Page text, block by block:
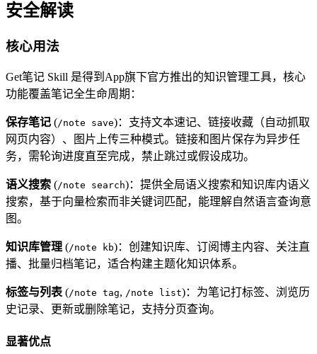
安全解读
核心用法
Get笔记 Skill 是得到App旗下官方推出的知识管理工具，核心
功能覆盖笔记全生命周期：
保存笔记 (/note save)：支持文本速记、链接收藏（自动抓取
网页内容）、图片上传三种模式。链接和图片保存为异步任
务，需轮询进度直至完成，禁止跳过或假设成功。
语义搜索 (/note search)：提供全局语义搜索和知识库内语义
搜索，基于向量检索而非关键词匹配，能理解自然语言查询意
图。
知识库管理 (/note kb)：创建知识库、订阅博主内容、关注直
播、批量归档笔记，适合构建主题化知识体系。
标签与列表 (/note tag, /note list)：为笔记打标签、浏览历
史记录、更新或删除笔记，支持分页查询。
显著优点